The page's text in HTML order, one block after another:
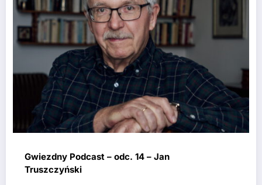
Gwiezdny Podcast – odc. 14 – Jan
Truszczyński